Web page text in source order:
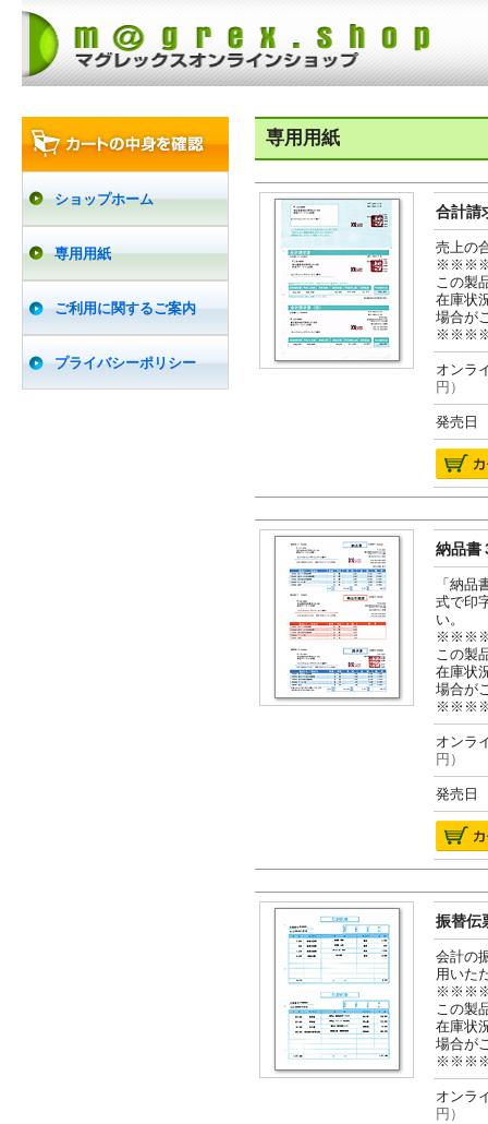
ショップホーム
専用用紙
ご利用に関するご案内
プライバシーポリシー
専用用紙
合計請
売上の
この製
在庫状
場合が
オン
円）
発売日
納品書
「納
式で印
い。
この製
在庫状
場合が
オン
円）
発売日
振替伝
会計の
用いた
この製
在庫状
場合が
オン
円）